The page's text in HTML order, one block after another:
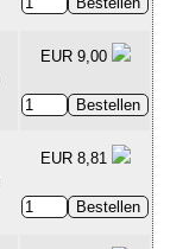
EUR 9,00
EUR 8,81